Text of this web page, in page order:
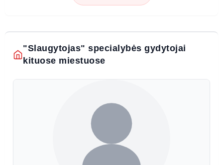
"Slaugytojas" specialybės gydytojai
kituose miestuose